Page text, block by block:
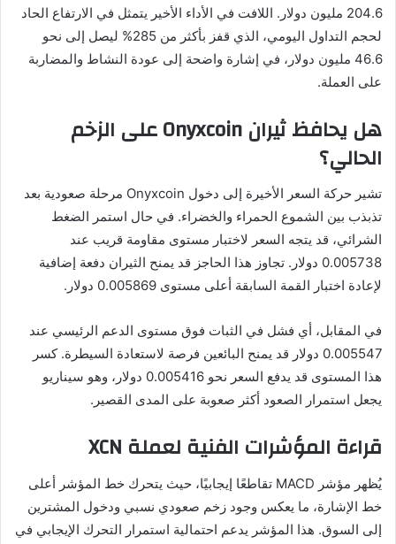
204.6 مليون دولار. اللافت في الأداء الأخير يتمثل في الارتفاع الحاد
لحجم التداول اليومي، الذي قفز بأكثر من 285% ليصل إلى نحو
46.6 مليون دولار، في إشارة واضحة إلى عودة النشاط والمضاربة
على العملة.
هل يحافظ ثيران Onyxcoin على الزخم
الحالي؟
تشير حركة السعر الأخيرة إلى دخول Onyxcoin مرحلة صعودية بعد
تذبذب بين الشموع الحمراء والخضراء. في حال استمر الضغط
الشرائي، قد يتجه السعر لاختبار مستوى مقاومة قريب عند
0.005738 دولار. تجاوز هذا الحاجز قد يمنح الثيران دفعة إضافية
لإعادة اختبار القمة السابقة أعلى مستوى 0.005869 دولار.
في المقابل، أي فشل في الثبات فوق مستوى الدعم الرئيسي عند
0.005547 دولار قد يمنح البائعين فرصة لاستعادة السيطرة. كسر
هذا المستوى قد يدفع السعر نحو 0.005416 دولار، وهو سيناريو
يجعل استمرار الصعود أكثر صعوبة على المدى القصير.
قراءة المؤشرات الفنية لعملة XCN
يُظهر مؤشر MACD تقاطعًا إيجابيًا، حيث يتحرك خط المؤشر أعلى
خط الإشارة، ما يعكس وجود زخم صعودي نسبي ودخول المشترين
إلى السوق. هذا المؤشر يدعم احتمالية استمرار التحرك الإيجابي في